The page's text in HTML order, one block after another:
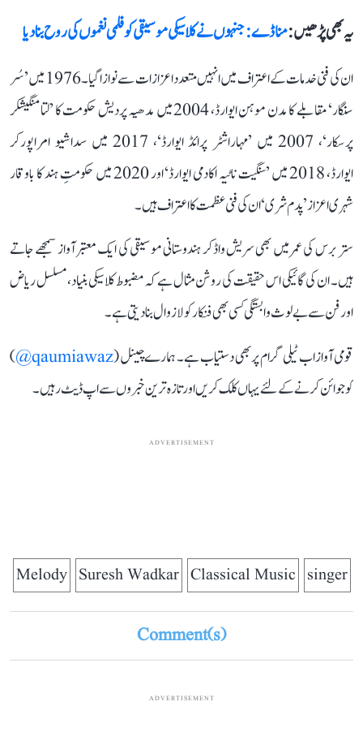
یہ بھی پڑھیں :منا ڈے: جنہوں نے کلاسیکی موسیقی کو فلمی نغموں کی روح بنا دیا
ان کی فنی خدمات کے اعتراف میں انہیں متعدد اعزازات سے نوازا گیا۔ 1976 میں ’سُر
سنگار‘ مقابلے کا مدن موہن ایوارڈ، 2004 میں مدھیہ پردیش حکومت کا ’لتا منگیشکر
پرسکار‘، 2007 میں ’مہاراشٹر پرائڈ ایوارڈ‘، 2017 میں سداشیو امراپورکر
ایوارڈ، 2018 میں ’سنگیت ناٹیہ اکادمی ایوارڈ‘ اور 2020 میں حکومتِ ہند کا باوقار
شہری اعزاز ’پدم شری‘ ان کی فنی عظمت کا اعتراف ہیں۔
ستر برس کی عمر میں بھی سریش واڈکر ہندوستانی موسیقی کی ایک معتبر آواز سمجھے جاتے
ہیں۔ ان کی گائیکی اس حقیقت کی روشن مثال ہے کہ مضبوط کلاسیکی بنیاد، مسلسل ریاض
اور فن سے بے لوث وابستگی کسی بھی فنکار کو لازوال بنا دیتی ہے۔
قومی آواز اب ٹیلی گرام پر بھی دستیاب ہے۔ ہمارے چینل (qaumiawaz@
)
کو جوائن کرنے کے لئے یہاں کلک کریں اور تازہ ترین خبروں سے اپ ڈیٹ رہیں۔
ADVERTISEMENT
singer
Classical Music
Suresh Wadkar
Melody
Comment(s)
ADVERTISEMENT